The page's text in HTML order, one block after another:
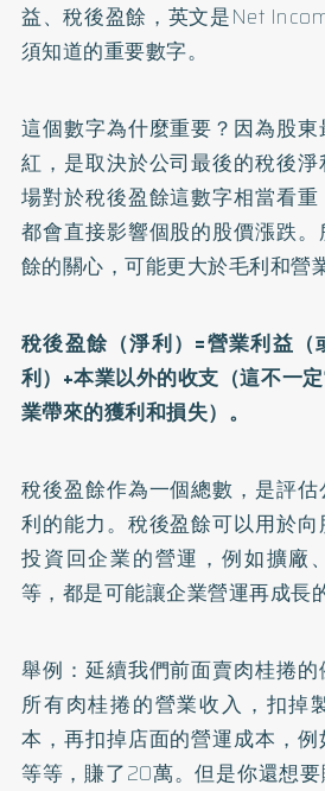
益、稅後盈餘，英文是Net
須知道的重要數字。
這個數字為什麼重要？因為股
紅，是取決於公司最後的稅後
場對於稅後盈餘這數字相當看重
都會直接影響個股的股價漲跌
餘的關心，可能更大於毛利和營
稅後盈餘（淨利）=營業利益
利）+本業以外的收支（這不一
業帶來的獲利和損失）。
稅後盈餘作為一個總數，是評
利的能力。稅後盈餘可以用於
投資回企業的營運，例如擴廠
等，都是可能讓企業營運再成長
舉例：延續我們前面賣肉桂捲
所有肉桂捲的營業收入，扣掉
本，再扣掉店面的營運成本，
等等，賺了20萬。但是你還想